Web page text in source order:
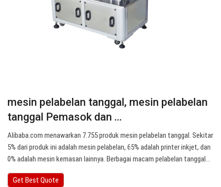
mesin pelabelan tanggal, mesin pelabelan
tanggal Pemasok dan ...
Alibaba.com menawarkan 7.755 produk mesin pelabelan tanggal. Sekitar
5% dari produk ini adalah mesin pelabelan, 65% adalah printer inkjet, dan
0% adalah mesin kemasan lainnya. Berbagai macam pelabelan tanggal…
Get Best Quote